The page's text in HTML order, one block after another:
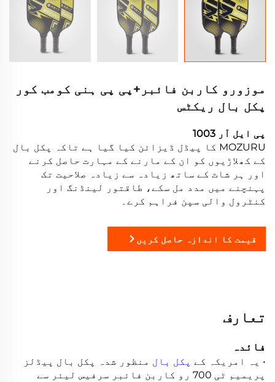
موزورو کاربن فائبر+پی پی ہنی کومب کور
پکل بال ریکٹس
پی ایل آر 1003
MOZURU کا پیڈل ڈیزائن کیا گیا ہے تاکہ پکل بال
کے کھلاڑیوں کو ان کے مارنے کے مہارت حاصل کرنے
اور ہر شاٹ کے ساتھ زیادہ سے زیادہ صلاحیت تک
پہنچنے میں مدد مل سکے، طاقتور لینڈنگ اور
کنٹرول والی سپن فراہم کرے۔
قیمت کا اندازہ حاصل کریں
تعارف
فائدہ
• یہ امریکہ کے پکل بال منظور شدہ پکل بال پیڈلز
پریمیم ٹی 700 رو کاربن فائبر سرفیس لیئر سے